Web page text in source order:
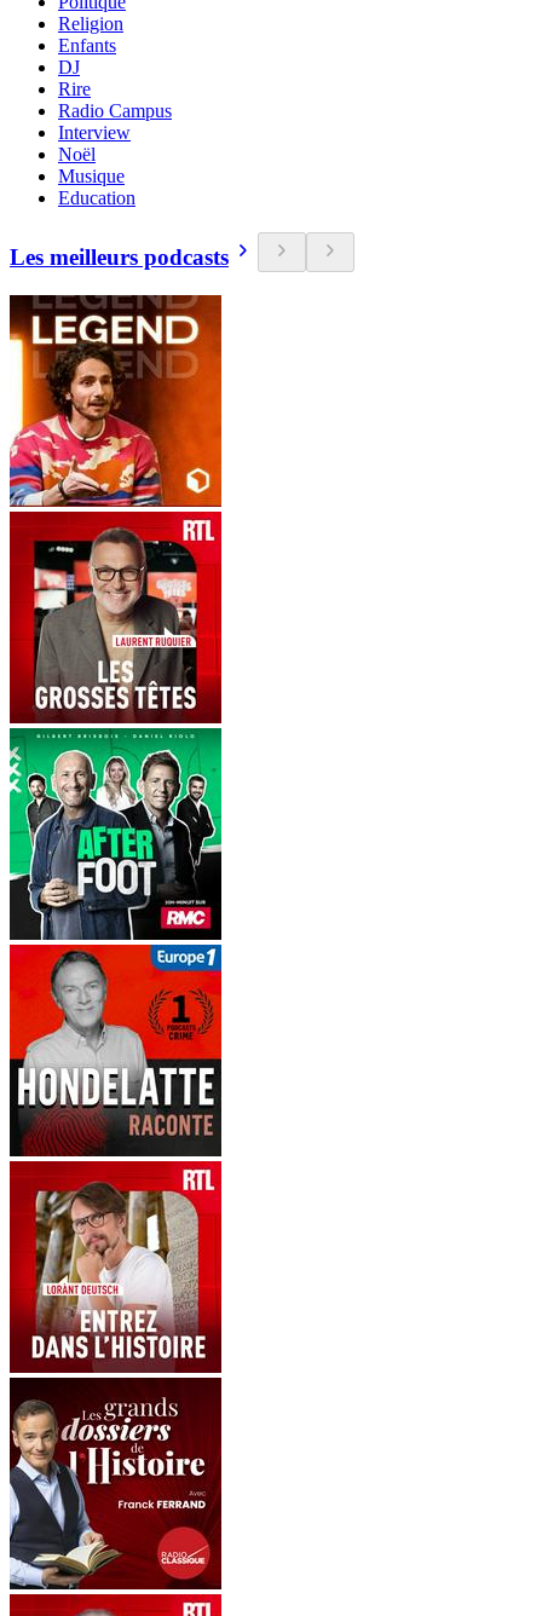
Religion
Enfants
DJ
Rire
Radio Campus
Interview
Noël
Musique
Education
Les meilleurs podcasts